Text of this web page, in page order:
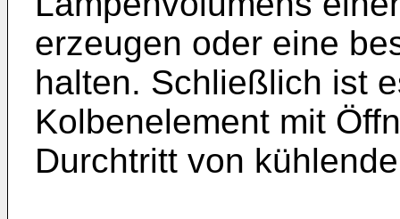
erzeugen oder eine
halten. Schließlich ist
Kolbenelement mit
Durchtritt von